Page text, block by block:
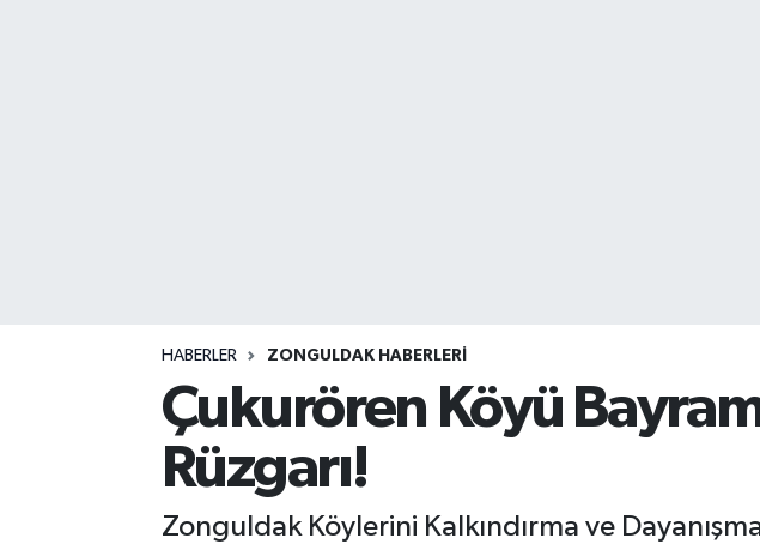
HABERLER ZONGULDAK HABERLERI
Çukurören Köyü
Rüzgarı!
Zonguldak Köylerini Kalkındırma ve
KASTAMONU